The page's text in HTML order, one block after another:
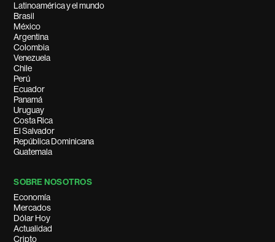
Latinoamérica y el mundo
Brasil
México
Argentina
Colombia
Venezuela
Chile
Perú
Ecuador
Panamá
Uruguay
Costa Rica
El Salvador
República Dominicana
Guatemala
SOBRE NOSOTROS
Economía
Mercados
Dólar Hoy
Actualidad
Cripto